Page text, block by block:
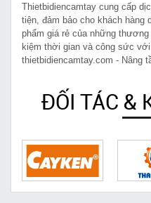
Thietbidiencamtay cung cấp
tiện, đảm bảo cho khách hàng
phẩm giá rẻ của những
kiệm thời gian và công sức
thietbidiencamtay.com - Nâng
ĐỐI TÁC &